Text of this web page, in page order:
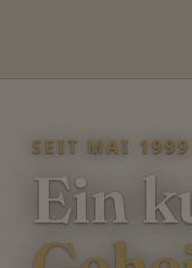
SEIT MAI 1999
Ein